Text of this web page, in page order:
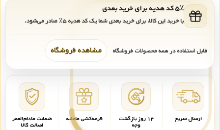
۵٪ کد هدیه برای خرید بعدی
با خرید این کالا، برای خرید بعدی شما یک کد هدیه۵٪ صادر می‌شود.
قابل استفاده در همه محصولات فروشگاه مشاهده فروشگاه
ارسال سریع ۱۴ روز بازگشت
وجه
قرعه‌کشی ماهانه ضمانت مادام‌العمر
اصالت کالا